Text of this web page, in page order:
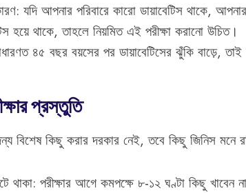
যদি আপনার পরিবারে কারো ডায়াবেটিস থাকে,
হয়ে থাকে, তাহলে নিয়মিত এই পরীক্ষা করানো উচিত।
৪৫ বছর বয়সের পর ডায়াবেটিসের ঝুঁকি বাড়ে, তাই
প্রস্তুতি
বিশেষ কিছু করার দরকার নেই, তবে কিছু জিনিস মনে
থাকা: পরীক্ষার আগে কমপক্ষে ৮-১২ ঘণ্টা কিছু খাবেন